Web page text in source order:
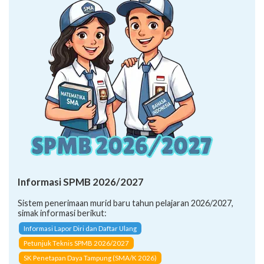
Informasi SPMB 2026/2027
Sistem penerimaan murid baru tahun pelajaran 2026/2027,
simak informasi berikut:
Informasi Lapor Diri dan Daftar Ulang
Petunjuk Teknis SPMB 2026/2027
SK Penetapan Daya Tampung (SMA/K 2026)